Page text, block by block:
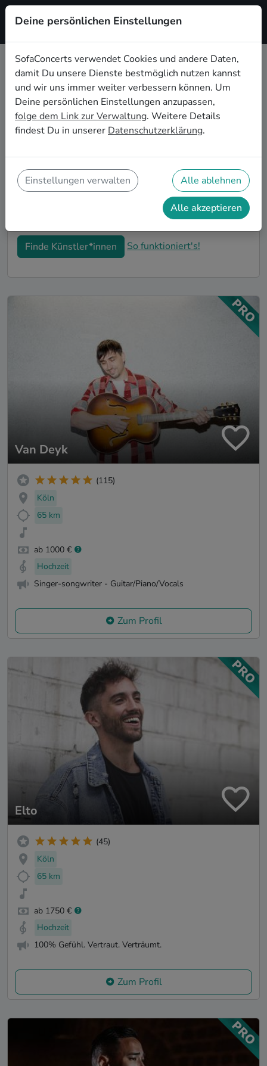
Registrieren
Singer songwriter Hochzeitsbands
buchen in Gelsenkirchen
Du bist auf der Suche nach einer Singer songwriter
Hochzeitsband in Gelsenkirchen für Deinen großen
SofaConcerts findest Du eine Vielzahl an
professionellen Singer songwriter Hochzeitsbands in
Gelsenkirchen, die euer Fest zu einem echten
Highlight werden lassen. Buche jetzt genau die
richtige Live-Musik für eure Feierlichkeiten!
Finde Künstler*innen So funktioniert's!
Van Deyk
(115)
Köln
65 km
ab 1000 €
Hochzeit
Singer-songwriter - Guitar/Piano/Vocals
Zum Profil
Elto
(45)
Köln
65 km
ab 1750 €
Hochzeit
100% Gefühl. Vertraut. Verträumt.
Zum Profil
Deine persönlichen Einstellungen
SofaConcerts verwendet Cookies und andere Daten,
damit Du unsere Dienste bestmöglich nutzen kannst
und wir uns immer weiter verbessern können. Um
Deine persönlichen Einstellungen anzupassen,
folge dem Link zur Verwaltung. Weitere Details
findest Du in unserer Datenschutzerklärung.
Einstellungen verwalten Alle ablehnen
Alle akzeptieren